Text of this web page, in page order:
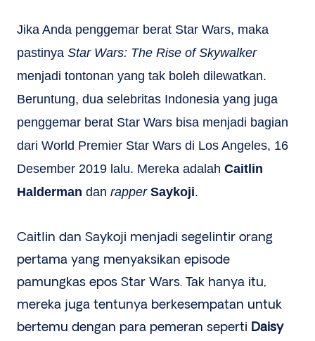
Jika Anda penggemar berat Star Wars, maka
pastinya Star Wars: The Rise of Skywalker
menjadi tontonan yang tak boleh dilewatkan.
Beruntung, dua selebritas Indonesia yang juga
penggemar berat Star Wars bisa menjadi bagian
dari World Premier Star Wars di Los Angeles, 16
Desember 2019 lalu. Mereka adalah Caitlin
Halderman dan rapper Saykoji.
Caitlin dan Saykoji menjadi segelintir orang
pertama yang menyaksikan episode
pamungkas epos Star Wars. Tak hanya itu,
mereka juga tentunya berkesempatan untuk
bertemu dengan para pemeran seperti Daisy